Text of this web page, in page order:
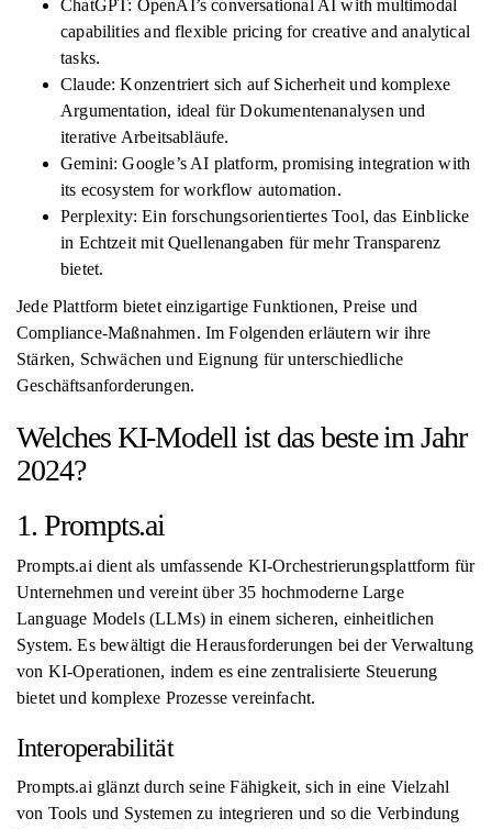
ChatGPT: OpenAI’s conversational AI with multimodal
capabilities and flexible pricing for creative and analytical
tasks.
Claude: Konzentriert sich auf Sicherheit und komplexe
Argumentation, ideal für Dokumentenanalysen und
iterative Arbeitsabläufe.
Gemini: Google’s AI platform, promising integration with
its ecosystem for workflow automation.
Perplexity: Ein forschungsorientiertes Tool, das Einblicke
in Echtzeit mit Quellenangaben für mehr Transparenz
bietet.
Jede Plattform bietet einzigartige Funktionen, Preise und
Compliance-Maßnahmen. Im Folgenden erläutern wir ihre
Stärken, Schwächen und Eignung für unterschiedliche
Geschäftsanforderungen.
Welches KI-Modell ist das beste im Jahr
2024?
1. Prompts.ai
Prompts.ai dient als umfassende KI-Orchestrierungsplattform für
Unternehmen und vereint über 35 hochmoderne Large
Language Models (LLMs) in einem sicheren, einheitlichen
System. Es bewältigt die Herausforderungen bei der Verwaltung
von KI-Operationen, indem es eine zentralisierte Steuerung
bietet und komplexe Prozesse vereinfacht.
Interoperabilität
Prompts.ai glänzt durch seine Fähigkeit, sich in eine Vielzahl
von Tools und Systemen zu integrieren und so die Verbindung